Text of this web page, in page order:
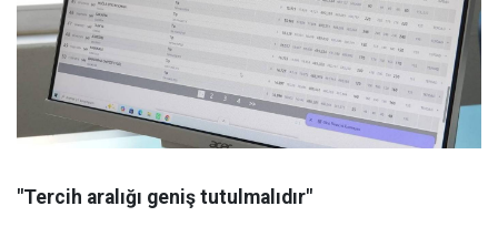
"Tercih aralığı geniş tutulmalıdır"